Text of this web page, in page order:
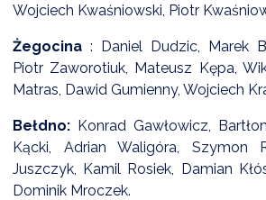
Wojciech Kwaśniowski, Piotr
Żegocina : Daniel Dudzic, Marek
Piotr Zaworotiuk, Mateusz Kępa,
Matras, Dawid Gumienny, Wojciech
Bełdno: Konrad Gawłowicz,
Kącki, Adrian Waligóra, Szymon
Juszczyk, Kamil Rosiek, Damian
Dominik Mroczek.